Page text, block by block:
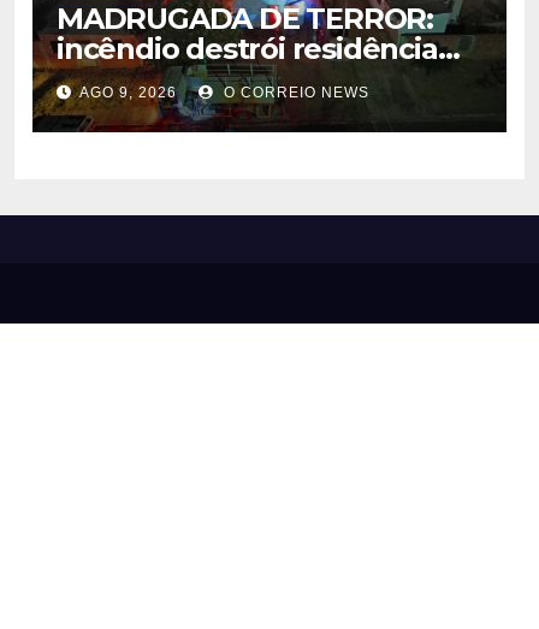
MADRUGADA DE TERROR:
incêndio destrói residência
em Alcinópolis
AGO 9, 2026 O CORREIO NEWS